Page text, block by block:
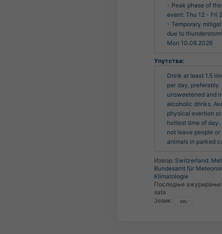
- Peak phase of the
event: Thu 12 - Fri
- Temporary
due to
Mon 10.08.2026
Упутства:
Drink at least 1.5
per day, preferably
unsweetened and
alcoholic drinks.
physical exertion
hottest time of day.
not leave people or
animals in parked
Извор: Switzerland:
Bundesamt für
Klimatologie
Последње
sata
Језик: